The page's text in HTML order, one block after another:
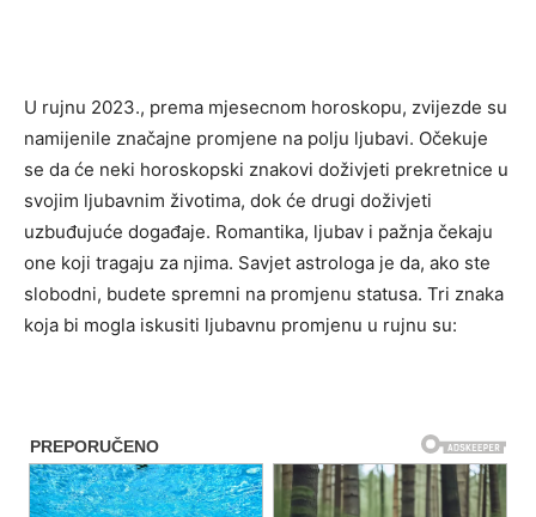
U rujnu 2023., prema mjesecnom horoskopu, zvijezde su
namijenile značajne promjene na polju ljubavi. Očekuje
se da će neki horoskopski znakovi doživjeti prekretnice u
svojim ljubavnim životima, dok će drugi doživjeti
uzbuđujuće događaje. Romantika, ljubav i pažnja čekaju
one koji tragaju za njima. Savjet astrologa je da, ako ste
slobodni, budete spremni na promjenu statusa. Tri znaka
koja bi mogla iskusiti ljubavnu promjenu u rujnu su: